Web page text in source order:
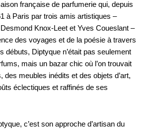
française de parfumerie qui, depuis
à Paris par trois amis artistiques –
Knox-Leet et Yves Coueslant –
des voyages et de la poésie à travers
débuts, Diptyque n’était pas seulement
mais un bazar chic où l’on trouvait
des meubles inédits et des objets d’art,
éclectiques et raffinés de ses
c’est son approche d’artisan du